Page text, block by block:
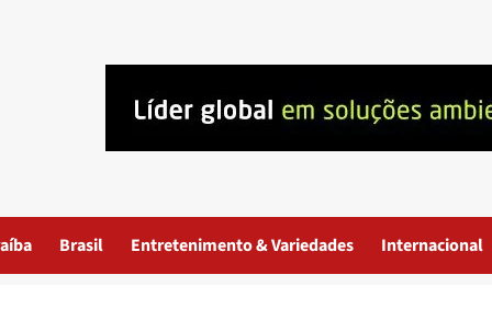
Brasil Entretenimento & Variedades Internacional